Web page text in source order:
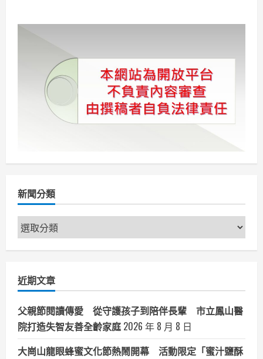
新聞分類
新
聞
近期文章
父親節閱讀傳愛 從守護孩子到陪伴長輩 市立鳳山醫
院打造失智友善全齡家庭 2026 年 8 月 8 日
大崗山龍眼蜂蜜文化節熱鬧開幕 活動限定「蜜汁鹽酥